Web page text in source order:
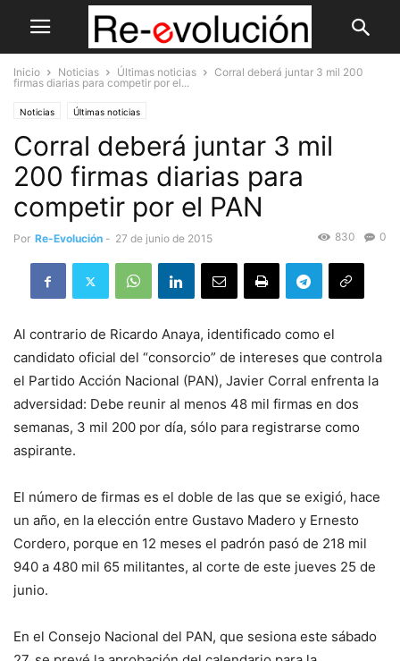
Inicio Noticias Últimas noticias
Corral deberá juntar 3 mil 200
firmas diarias para competir por el...
Noticias Últimas noticias
Corral deberá juntar 3 mil
200 firmas diarias para
competir por el PAN
Por Re-Evolución - 27 de junio de 2015 0
830
Al contrario de Ricardo Anaya, identificado como el
candidato oficial del “consorcio” de intereses que controla
el Partido Acción Nacional (PAN), Javier Corral enfrenta la
adversidad: Debe reunir al menos 48 mil firmas en dos
semanas, 3 mil 200 por día, sólo para registrarse como
aspirante.
El número de firmas es el doble de las que se exigió, hace
un año, en la elección entre Gustavo Madero y Ernesto
Cordero, porque en 12 meses el padrón pasó de 218 mil
940 a 480 mil 65 militantes, al corte de este jueves 25 de
junio.
En el Consejo Nacional del PAN, que sesiona este sábado